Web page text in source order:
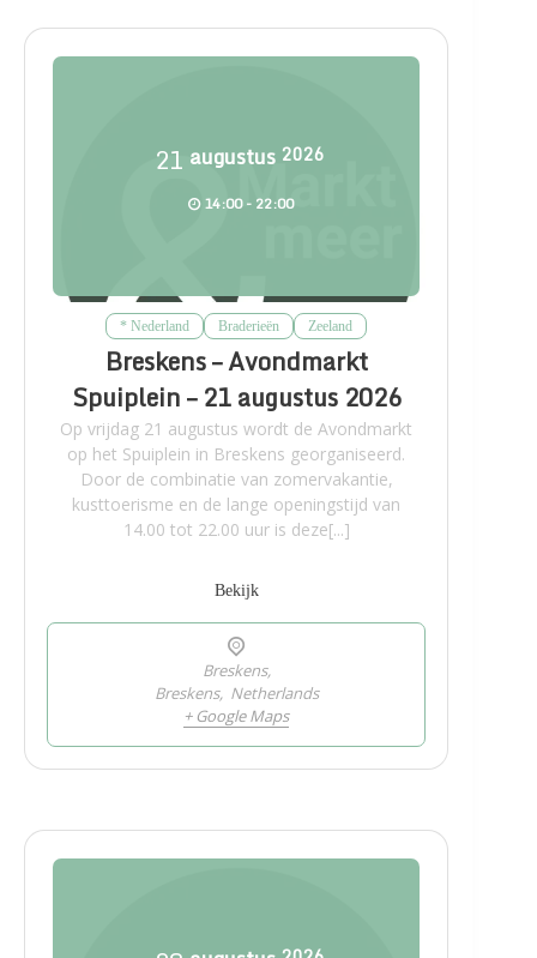
21 augustus 2026
14:00 - 22:00
* Nederland Braderieën Zeeland
Breskens – Avondmarkt
Spuiplein – 21 augustus 2026
Op vrijdag 21 augustus wordt de Avondmarkt
op het Spuiplein in Breskens georganiseerd.
Door de combinatie van zomervakantie,
kusttoerisme en de lange openingstijd van
14.00 tot 22.00 uur is deze[...]
Bekijk
Breskens,
Breskens, Netherlands
+ Google Maps